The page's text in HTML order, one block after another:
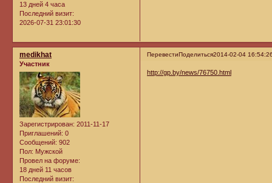
13 дней 4 часа
Последний визит:
2026-07-31 23:01:30
ПеревестиПоделиться2014-02-04
medikhat
Участник
Зарегистрирован: 2011-11-17
Приглашений: 0
Сообщений: 902
Пол: Мужской
Провел на форуме:
18 дней 11 часов
Последний визит:
http://gp.by/news/76750.html